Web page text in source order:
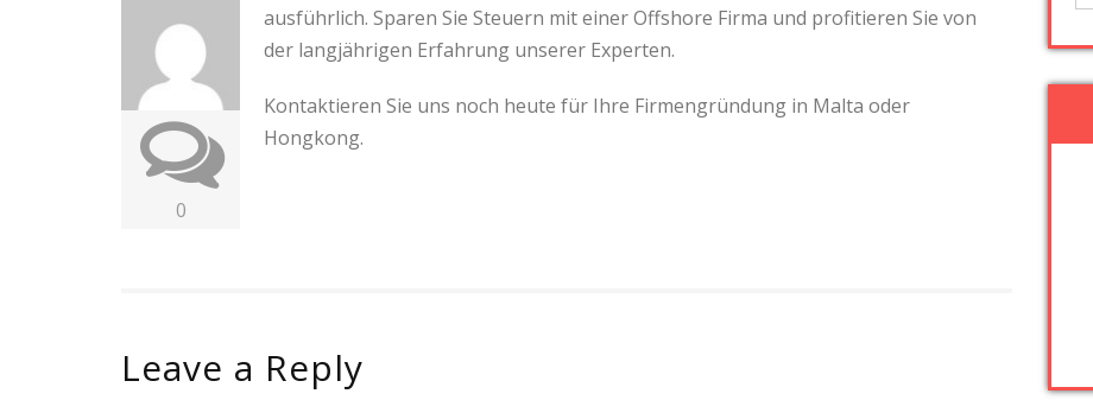
0
ausführlich. Sparen Sie Steuern mit einer Offshore Firma und profitieren Sie von
der langjährigen Erfahrung unserer Experten.
Kontaktieren Sie uns noch heute für Ihre Firmengründung in Malta oder
Hongkong.
Leave a Reply